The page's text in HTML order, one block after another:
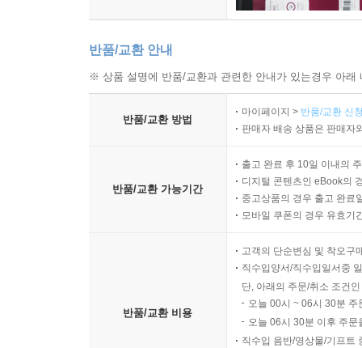
반품/교환 안내
※ 상품 설명에 반품/교환과 관련한 안내가 있는경우 아
반품/교환 방법
마이페이지 > 반품/교환 신
판매자 배송 상품은 판매자
반품/교환 가능기간
출고 완료 후 10일 이내의
디지털 콘텐츠인 eBook의
중고상품의 경우 출고 완료
모바일 쿠폰의 경우 유효기
반품/교환 비용
고객의 단순변심 및 착오구
직수입양서/직수입일서중
단, 아래의 주문/취소 조건
오늘 00시 ~ 06시 30분
오늘 06시 30분 이후 주
직수입 음반/영상물/기프트